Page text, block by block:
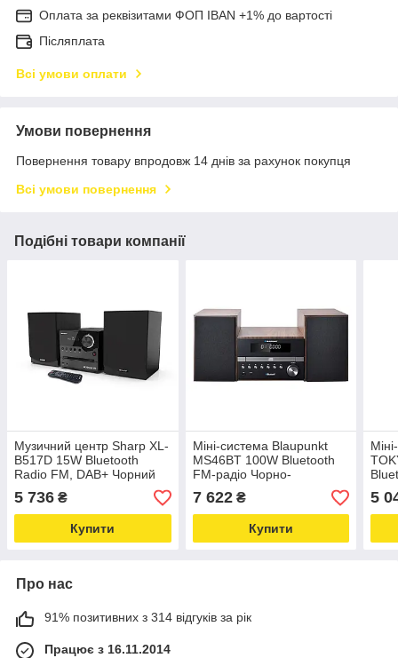
Оплата за реквізитами ФОП IBAN +1% до вартості
Післяплата
Всі умови оплати
Умови повернення
Повернення товару впродовж 14 днів за рахунок покупця
Всі умови повернення
Подібні товари компанії
Музичний центр Sharp XL-
B517D 15W Bluetooth
Radio FM, DAB+ Чорний
5 736 ₴
Купити
Міні-система Blaupunkt
MS46BT 100W Bluetooth
FM-радіо Чорно-
коричневий
7 622₴
Купити
5
Про нас
91% позитивних з 314 відгуків за рік
Працює з 16.11.2014